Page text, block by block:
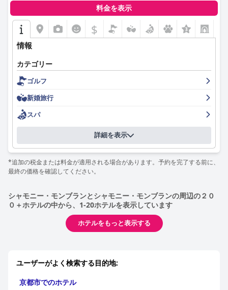
ホテル全体の清潔さは称賛に値し、手入れの行き届いた客室と共
用エリアがあります。軽微な清潔さの問題が散発的に言及されて
いるものの、毎日の清掃サービスは概して効率的です。
ベストウェスタン プラス エクセルシオール シャモニー ホテル ＆
スパ (Excelsior Chamonix Hôtel)
さ、プロ意識、および気配りにより、おおむね肯定的なフィード
バックを受け、温かい雰囲気を作り出しています。それにもかか
ケーションの問題が言及されていますが、全体的に肯定的なゲス
トエクスペリエンスを大きく損なうものではありません。
ただし、Wi-Fiサービスについては賛否両論があります。一部のエ
リアでは効率的ですが、多くのゲストが客室での接続不良とアク
セスが複雑であることを報告しており、この分野の改善の必要性
を示唆しています。
スパは、清潔さ、雰囲気、手入れの行き届いた設備で評価されて
要であり、予約システムは面倒な場合があります。スパのサイズ
が限られていることと、時々予約が多すぎることが、エクスペリ
エンスをわずかに損ないます。
ホテルのプールはハイライトで、ゲストはモンブランの素晴らし
が指摘されていますが、全体として、プールエリアはリラックス
料金を表示
$
情報
カテゴリー
ゴルフ
新婚旅行
スパ
詳細を表示
*追加の税金または料金が適用される場合があります。予約を完了する前に、
最終の価格を確認してください。
シャモニー・モンブランとシャモニー・モンブランの周辺の２０
０＋ホテルの中から、1-20ホテルを表示しています
ホテルをもっと表示する
ユーザーがよく検索する目的地:
京都市でのホテル